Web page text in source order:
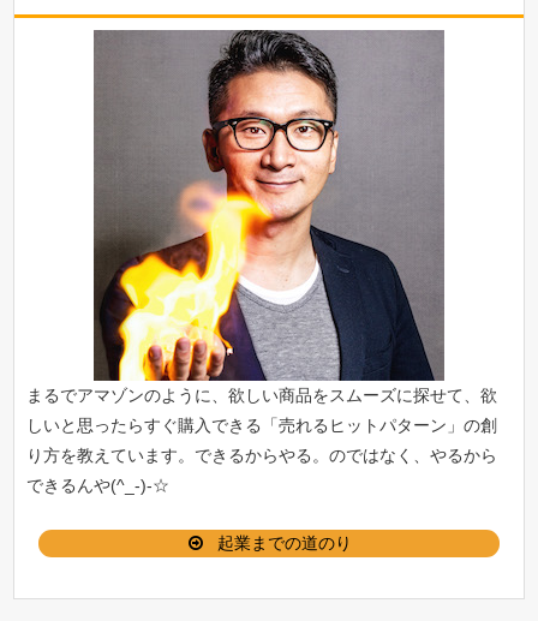
まるでアマゾンのように、欲しい商品をスムーズに探せて、欲
しいと思ったらすぐ購入できる「売れるヒットパターン 」の創
り方を教えています。できるからやる。のではなく、やるから
できるんや(^_-)-☆
起業までの道のり